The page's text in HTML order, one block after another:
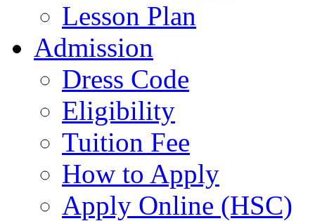
Lesson Plan
Admission
Dress Code
Eligibility
Tuition Fee
How to Apply
Apply Online (HSC)